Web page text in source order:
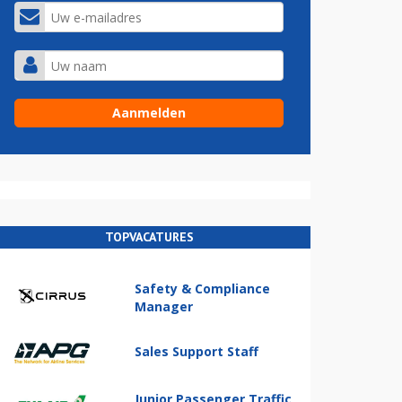
TOPVACATURES
Safety & Compliance
Manager
Sales Support Staff